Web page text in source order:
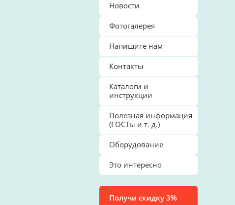
Новости
Фотогалерея
Напишите нам
Контакты
Каталоги и
инструкции
Полезная информация
(ГОСТы и т. д.)
Оборудование
Это интересно
Получи скидку 3%